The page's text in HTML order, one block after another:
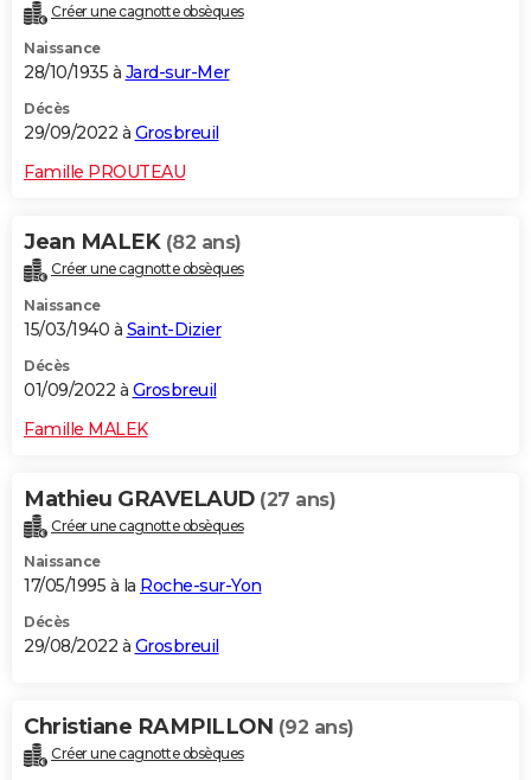
Créer une cagnotte obsèques
Naissance
28/10/1935 à Jard-sur-Mer
Décès
29/09/2022 à Grosbreuil
Famille PROUTEAU
Jean MALEK (82 ans)
Créer une cagnotte obsèques
Naissance
15/03/1940 à Saint-Dizier
Décès
01/09/2022 à Grosbreuil
Famille MALEK
Mathieu GRAVELAUD (27 ans)
Créer une cagnotte obsèques
Naissance
17/05/1995 à la Roche-sur-Yon
Décès
29/08/2022 à Grosbreuil
Christiane RAMPILLON (92 ans)
Créer une cagnotte obsèques